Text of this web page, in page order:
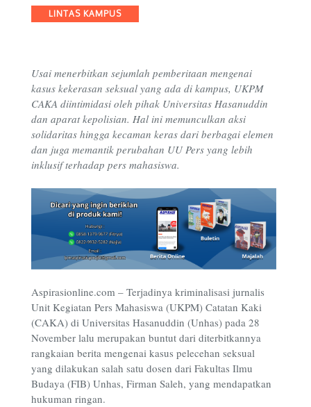
Categories
LINTAS KAMPUS
Usai menerbitkan sejumlah pemberitaan mengenai
kasus kekerasan seksual yang ada di kampus, UKPM
CAKA diintimidasi oleh pihak Universitas Hasanuddin
dan aparat kepolisian. Hal ini memunculkan aksi
solidaritas hingga kecaman keras dari berbagai elemen
dan juga memantik perubahan UU Pers yang lebih
inklusif terhadap pers mahasiswa.
Aspirasionline.com – Terjadinya kriminalisasi jurnalis
Unit Kegiatan Pers Mahasiswa (UKPM) Catatan Kaki
(CAKA) di Universitas Hasanuddin (Unhas) pada 28
November lalu merupakan buntut dari diterbitkannya
rangkaian berita mengenai kasus pelecehan seksual
yang dilakukan salah satu dosen dari Fakultas Ilmu
Budaya (FIB) Unhas, Firman Saleh, yang mendapatkan
hukuman ringan.